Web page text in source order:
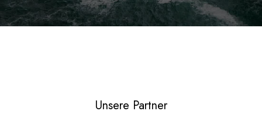
Unsere Partner